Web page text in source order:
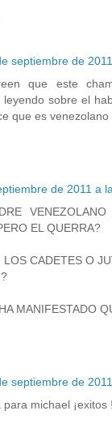
septiembre de
que este
leyendo sobre el
que es venezolano
de 2011 a
EL QUERRA?
LOS CADETES O
MANIFESTADO
septiembre de
michael ¡exitos !